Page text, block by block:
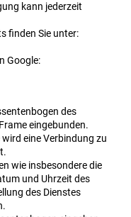
kann jederzeit
finden Sie unter:
Google:
des
eingebunden.
eine Verbindung zu
wie insbesondere die
und Uhrzeit des
des Dienstes